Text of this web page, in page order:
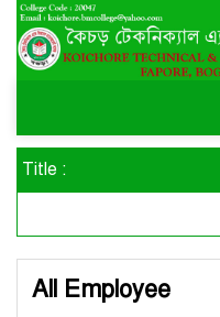
Title :
All Employee